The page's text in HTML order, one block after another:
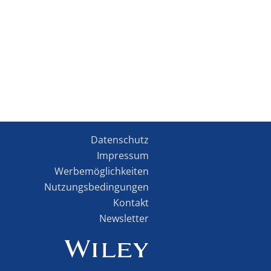
Datenschutz
Impressum
Werbemöglichkeiten
Nutzungsbedingungen
Kontakt
Newsletter